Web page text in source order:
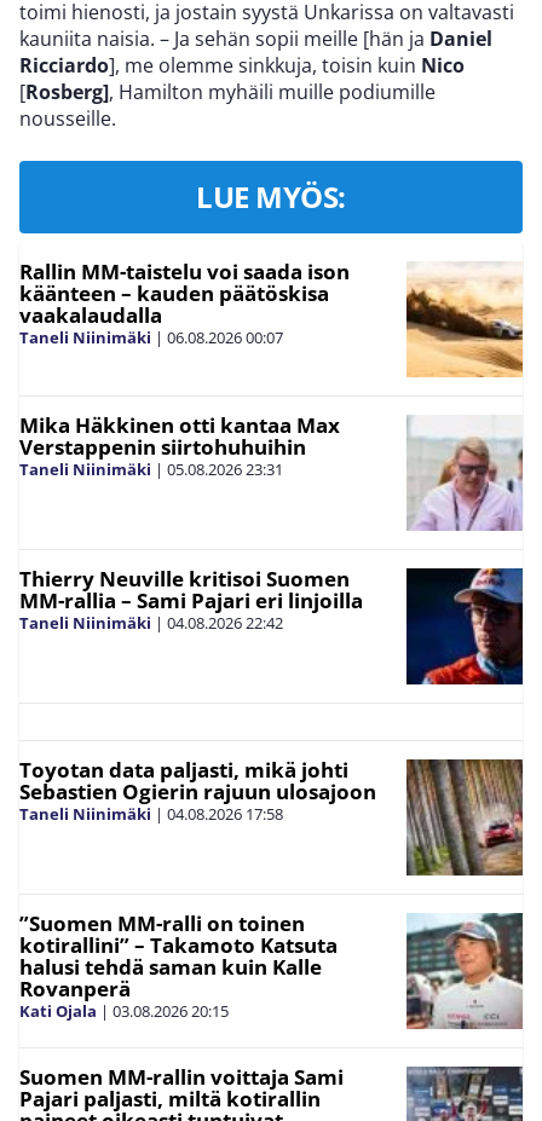
toimi hienosti, ja jostain syystä Unkarissa on valtavasti
kauniita naisia. – Ja sehän sopii meille [hän ja Daniel
Ricciardo], me olemme sinkkuja, toisin kuin Nico
[Rosberg], Hamilton myhäili muille podiumille
nousseille.
LUE MYÖS:
Rallin MM-taistelu voi saada ison
käänteen – kauden päätöskisa
vaakalaudalla
Taneli Niinimäki | 06.08.202600:07
Mika Häkkinen otti kantaa Max
Verstappenin siirtohuhuihin
Taneli Niinimäki | 05.08.202623:31
Thierry Neuville kritisoi Suomen
MM-rallia – Sami Pajari eri linjoilla
Taneli Niinimäki | 04.08.202622:42
Toyotan data paljasti, mikä johti
Sebastien Ogierin rajuun ulosajoon
Taneli Niinimäki | 04.08.2026 17:58
”Suomen MM-ralli on toinen
kotirallini” – Takamoto Katsuta
halusi tehdä saman kuin Kalle
Rovanperä
Kati Ojala | 03.08.202620:15
Suomen MM-rallin voittaja Sami
Pajari paljasti, miltä kotirallin